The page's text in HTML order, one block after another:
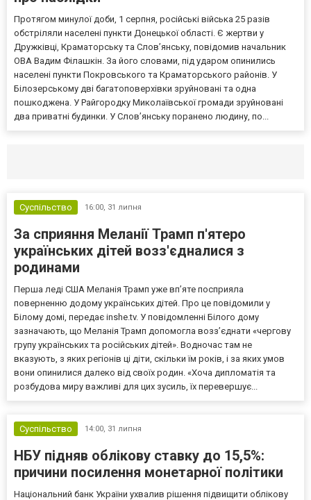
Протягом минулої доби, 1 серпня, російські війська 25 разів
обстріляли населені пункти Донецької області. Є жертви у
Дружківці, Краматорську та Слов’янську, повідомив начальник
ОВА Вадим Філашкін. За його словами, під ударом опинились
населені пункти Покровського та Краматорського районів. У
Білозерському дві багатоповерхівки зруйновані та одна
пошкоджена. У Райгородку Миколаївської громади зруйновані
два приватні будинки. У Слов’янську поранено людину, по...
Суспільство 16:00, 31 липня
За сприяння Меланії Трамп п'ятеро
українських дітей возз'єдналися з
родинами
Перша леді США Меланія Трамп уже впʼяте посприяла
поверненню додому українських дітей. Про це повідомили у
Білому домі, передає inshe.tv. У повідомленні Білого дому
зазначають, що Меланія Трамп допомогла возз’єднати «чергову
групу українських та російських дітей». Водночас там не
вказують, з яких регіонів ці діти, скільки їм років, і за яких умов
вони опинилися далеко від своїх родин. «Хоча дипломатія та
розбудова миру важливі для цих зусиль, їх перевершує...
Суспільство 14:00, 31 липня
НБУ підняв облікову ставку до 15,5%:
причини посилення монетарної політики
Національний банк України ухвалив рішення підвищити облікову